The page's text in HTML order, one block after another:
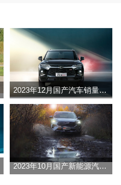
2023年12月国产汽车销量排行榜完整版名单(零售量
2023年10月国产新能源汽车销量排行榜名单及指导价(零售量